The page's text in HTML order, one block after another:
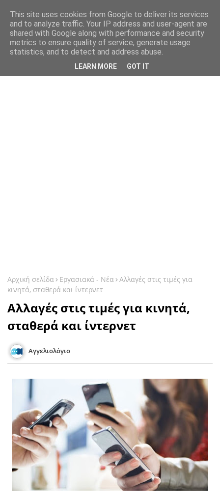
Αρχική σελίδα Εργασιακά - Νέα Αλλαγές στις τιμές για
κινητά, σταθερά και ίντερνετ
Αλλαγές στις τιμές για κινητά,
σταθερά και ίντερνετ
Αγγελιολόγιο
This site uses cookies from Google to deliver its services
and to analyze traffic. Your IP address and user-agent are
shared with Google along with performance and security
metrics to ensure quality of service, generate usage
statistics, and to detect and address abuse.
LEARN MORE GOT IT